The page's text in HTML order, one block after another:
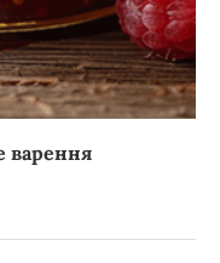
варення